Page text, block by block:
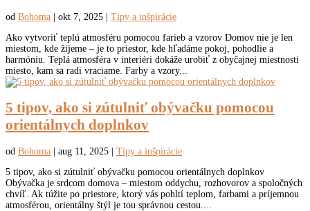
od Bohoma | okt 7, 2025 | Tipy a inšpirácie
Ako vytvoriť teplú atmosféru pomocou farieb a vzorov Domov nie je len
miestom, kde žijeme – je to priestor, kde hľadáme pokoj, pohodlie a
harmóniu. Teplá atmosféra v interiéri dokáže urobiť z obyčajnej miestnosti
miesto, kam sa radi vraciame. Farby a vzory...
5 tipov, ako si zútulniť obývačku pomocou
orientálnych doplnkov
od Bohoma | aug 11, 2025 | Tipy a inšpirácie
5 tipov, ako si zútulniť obývačku pomocou orientálnych doplnkov
Obývačka je srdcom domova – miestom oddychu, rozhovorov a spoločných
chvíľ. Ak túžite po priestore, ktorý vás pohltí teplom, farbami a príjemnou
atmosférou, orientálny štýl je tou správnou cestou....